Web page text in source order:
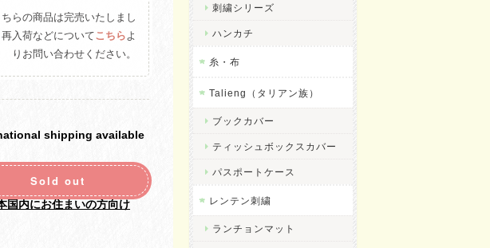
ちらの商品は完売いたしまし
入荷などについてこちらよ
りお問い合わせください。
shipping available
Sold out
国内にお住まいの方向け
刺繍シリーズ
ハンカチ
糸・布
Talieng（タリアン族）
ブックカバー
ティッシュボックスカバー
パスポートケース
レンテン刺繍
ランチョンマット